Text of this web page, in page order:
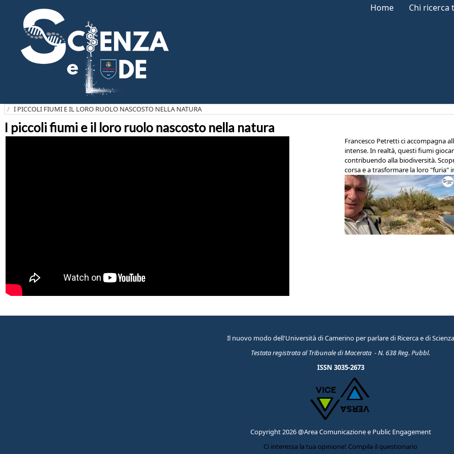
contenuto
principale
Home Chi ricerca
I PICCOLI FIUMI E IL LORO RUOLO NASCOSTO NELLA NATURA
I piccoli fiumi e il loro ruolo nascosto nella natura
Francesco Petretti ci accompagna
intense. In realtà, questi fiumi
contribuendo alla biodiversità.
corsa e a trasformare la loro "furia"
Il nuovo modo dell'Università di Camerino per parlare di Ricerca e di Scienza
Testata registrata al Tribunale di Macerata - N. 638 Reg. Pubbl.
ISSN 3035-2673
Copyright 2026 @Area Comunicazione e Public Engagement
Ci interessa la tua opinione! Compila il questionario